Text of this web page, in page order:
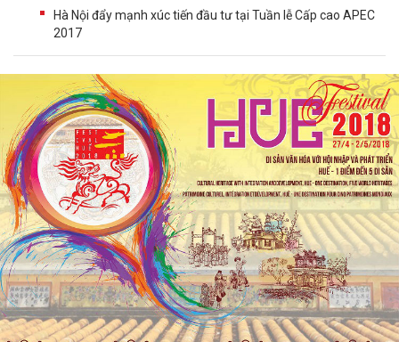
Hà Nội đẩy mạnh xúc tiến đầu tư tại Tuần lễ Cấp cao APEC
2017